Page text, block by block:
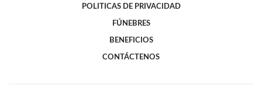
POLITICAS DE PRIVACIDAD
FÚNEBRES
BENEFICIOS
CONTÁCTENOS